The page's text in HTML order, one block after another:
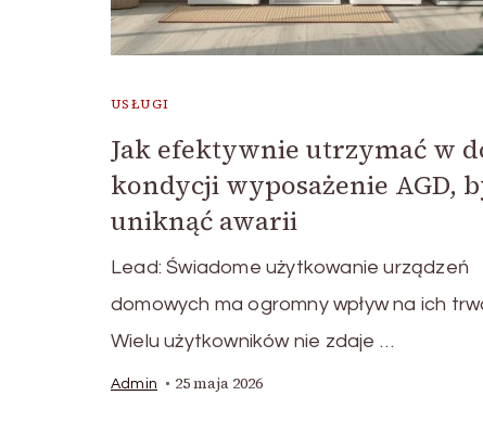
USŁUGI
Jak efektywnie utrzymać w
kondycji wyposażenie AGD,
uniknąć awarii
Lead: Świadome użytkowanie urządzeń
domowych ma ogromny wpływ na ich
Wielu użytkowników nie zdaje …
Admin 25 maja 2026